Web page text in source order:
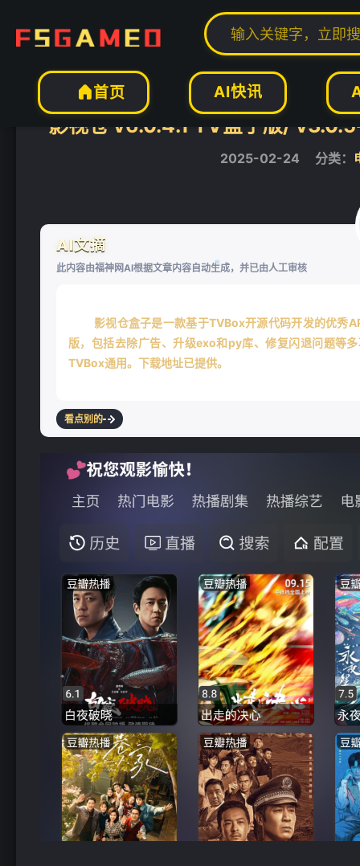
首页 AI快讯
福神网-专注分享最实用的软件、工具、资讯  安卓软件  电视软
影视仓 v6.0.4.1 TV盒子版/
2025-02-24 分类：
AI文摘
此内容由福神网AI根据文章内容自动生成，并已由人工审核
影视仓盒子是一款基于TVBox开源代码开发的优秀
版，包括去除广告、升级exo和py库、修复闪退问题等
TVBox通用。下载地址已提供。
看点别的